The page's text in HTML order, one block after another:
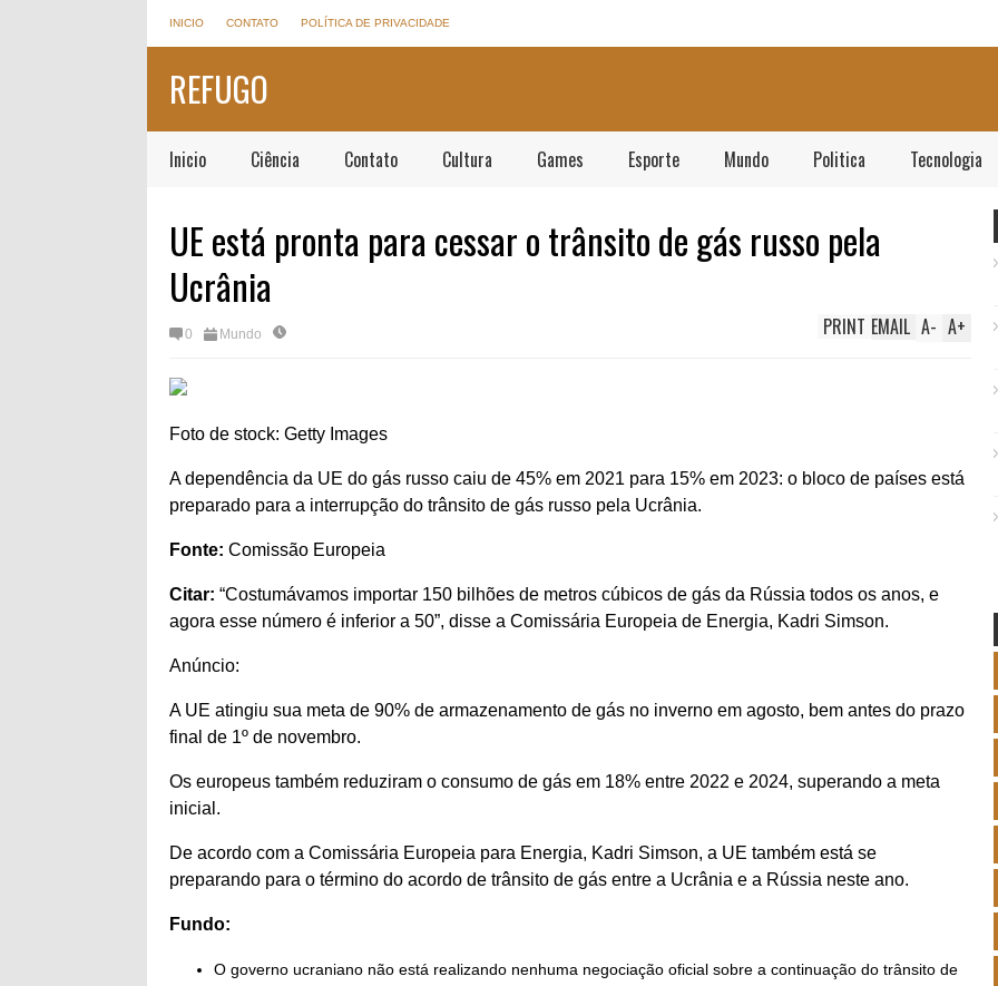
INICIO CONTATO POLÍTICA DE PRIVACIDADE
REFUGO
Inicio Ciência Contato Cultura Games Esporte Mundo Politica Tecnologia
UE está pronta para cessar o trânsito de gás russo pela
Ucrânia
0 Mundo A+
A-
EMAIL
PRINT
Foto de stock: Getty Images
A dependência da UE do gás russo caiu de 45% em 2021 para 15% em 2023: o bloco de países está
preparado para a interrupção do trânsito de gás russo pela Ucrânia.
Fonte: Comissão Europeia
Citar: “Costumávamos importar 150 bilhões de metros cúbicos de gás da Rússia todos os anos, e
agora esse número é inferior a 50”, disse a Comissária Europeia de Energia, Kadri Simson.
Anúncio:
A UE atingiu sua meta de 90% de armazenamento de gás no inverno em agosto, bem antes do prazo
final de 1º de novembro.
Os europeus também reduziram o consumo de gás em 18% entre 2022 e 2024, superando a meta
inicial.
De acordo com a Comissária Europeia para Energia, Kadri Simson, a UE também está se
preparando para o término do acordo de trânsito de gás entre a Ucrânia e a Rússia neste ano.
Fundo:
O governo ucraniano não está realizando nenhuma negociação oficial sobre a continuação do trânsito de